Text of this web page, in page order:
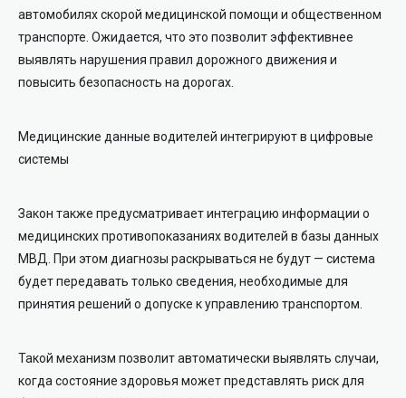
автомобилях скорой медицинской помощи и общественном
транспорте. Ожидается, что это позволит эффективнее
выявлять нарушения правил дорожного движения и
повысить безопасность на дорогах.
Медицинские данные водителей интегрируют в цифровые
системы
Закон также предусматривает интеграцию информации о
медицинских противопоказаниях водителей в базы данных
МВД. При этом диагнозы раскрываться не будут — система
будет передавать только сведения, необходимые для
принятия решений о допуске к управлению транспортом.
Такой механизм позволит автоматически выявлять случаи,
когда состояние здоровья может представлять риск для